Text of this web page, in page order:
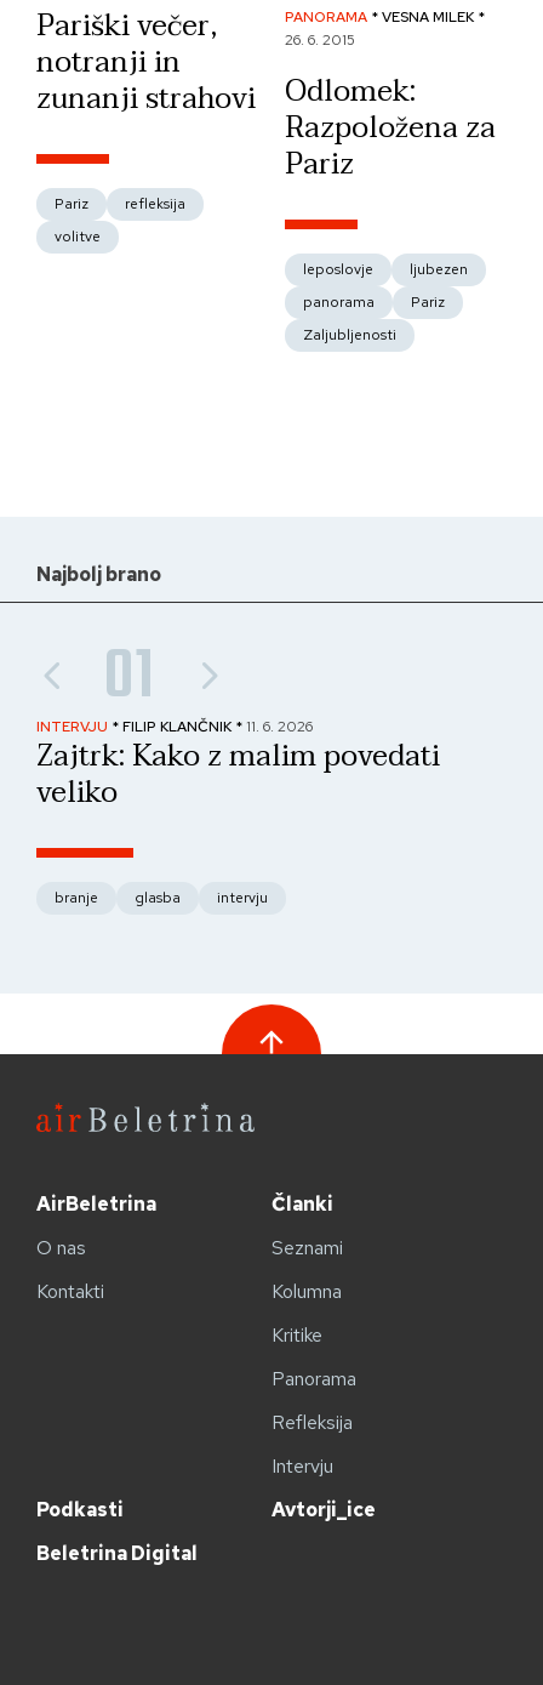
Pariški večer,
notranji in
zunanji strahovi
Pariz
refleksija
volitve
PANORAMA * VESNA MILEK *
26. 6. 2015
Odlomek:
Razpoložena za
Pariz
leposlovje
ljubezen
panorama
Pariz
Zaljubljenosti
Najbolj brano
01
INTERVJU * FILIP KLANČNIK * 11. 6. 2026
Zajtrk: Kako z malim povedati
veliko
branje glasba intervju
AirBeletrina
O nas
Kontakti
Članki
Seznami
Kolumna
Kritike
Panorama
Refleksija
Intervju
Podkasti
Avtorji_ice
Beletrina Digital